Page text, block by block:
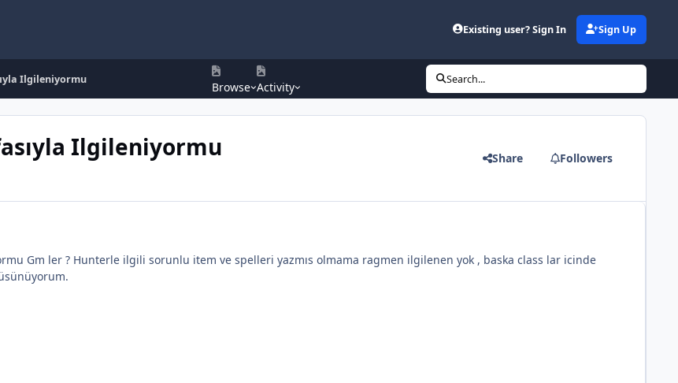
Existing user? Sign In Sign Up
Ilgileniyormu
Browse Activity
Search...
Ilgileniyormu Share Followers
Gm ler ? Hunterle ilgili sorunlu item ve spelleri yazmıs olmama ragmen ilgilenen yok , baska class lar icinde